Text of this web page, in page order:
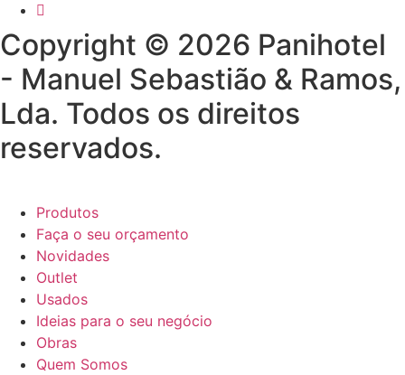
Copyright © 2026 Panihotel
- Manuel Sebastião & Ramos,
Lda. Todos os direitos
reservados.
Produtos
Faça o seu orçamento
Novidades
Outlet
Usados
Ideias para o seu negócio
Obras
Quem Somos